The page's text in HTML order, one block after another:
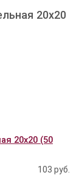
20x20
20x20 (50
103 руб.